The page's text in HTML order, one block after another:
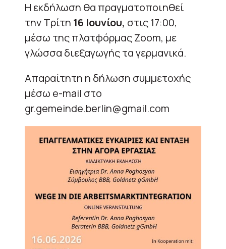
Η εκδήλωση θα πραγματοποιηθεί
την Τρίτη 16 Ιουνίου, στις 17:00,
μέσω της πλατφόρμας Zoom, με
γλώσσα διεξαγωγής τα γερμανικά.
Απαραίτητη η δήλωση συμμετοχής
μέσω e-mail στο
gr.gemeinde.berlin@gmail.com